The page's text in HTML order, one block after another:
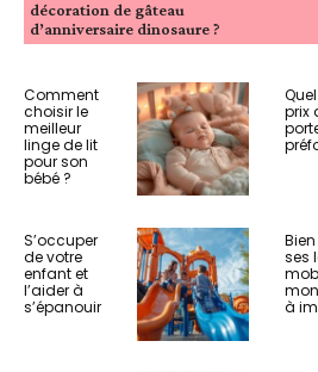
décoration de gâteau
d’anniversaire dinosaure ?
Comment
choisir le
meilleur
linge de lit
pour son
bébé ?
prix
S’occuper
de votre
enfant et
l’aider à
s’épanouir
ses
à